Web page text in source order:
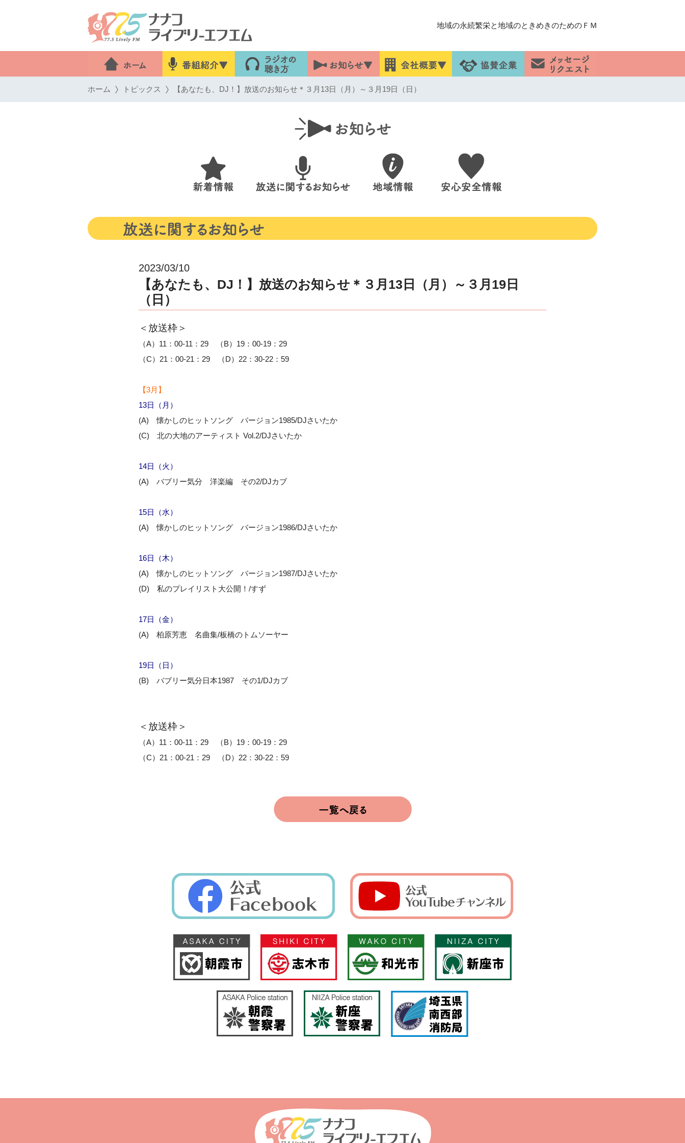
地域の永続繁栄と地域のときめきのためのＦＭ
ホーム トピックス 【あなたも、DJ！】放送のお知らせ＊３月13日（月）～３月19日（日）
2023/03/10
【あなたも、DJ！】放送のお知らせ＊３月13日（月）～３月19日
（日）
＜放送枠＞
（A）11：00-11：29 （B）19：00-19：29
（C）21：00-21：29 （D）22：30-22：59
【3月】
13日（月）
(A) 懐かしのヒットソング バージョン1985/DJさいたか
(C) 北の大地のアーティスト Vol.2/DJさいたか
14日（火）
(A) バブリー気分 洋楽編 その2/DJカブ
15日（水）
(A) 懐かしのヒットソング バージョン1986/DJさいたか
16日（木）
(A) 懐かしのヒットソング バージョン1987/DJさいたか
(D) 私のプレイリスト大公開！/すず
17日（金）
(A) 柏原芳恵 名曲集/板橋のトムソーヤー
19日（日）
(B) バブリー気分日本1987 その1/DJカブ
＜放送枠＞
（A）11：00-11：29 （B）19：00-19：29
（C）21：00-21：29 （D）22：30-22：59